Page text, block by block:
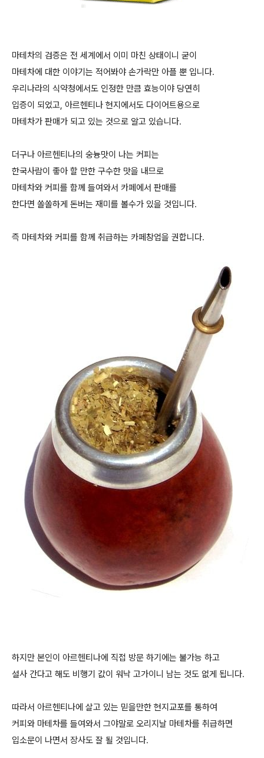
마테차의 검증은 전 세계에서 이미 마친 상태이니 굳이
마테차에 대한 이야기는 적어봐야 손가락만 아플 뿐 입니다.
우리나라의 식약청에서도 인정한 만큼 효능이야 당연히
입증이 되었고, 아르헨티나 현지에서도 다이어트용으로
마테차가 판매가 되고 있는 것으로 알고 있습니다.
더구나 아르헨티나의 숭늉맛이 나는 커피는
한국사람이 좋아 할 만한 구수한 맛을 내므로
마테차와 커피를 함께 들여와서 카페에서 판매를
한다면 쏠쏠하게 돈버는 재미를 볼수가 있을 것입니다.
즉 마테차와 커피를 함께 취급하는 카페창업을 권합니다.
하지만 본인이 아르헨티나에 직접 방문 하기에는 불가능 하고
설사 간다고 해도 비행기 값이 워낙 고가이니 남는 것도 없게 됩니다.
따라서 아르헨티나에 살고 있는 믿을만한 현지교포를 통하여
커피와 마테차를 들여와서 그야말로 오리지날 마테차를 취급하면
입소문이 나면서 장사도 잘 될 것입니다.